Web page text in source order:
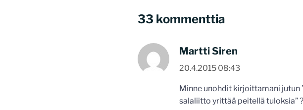
33 kommenttia
Martti Siren
20.4.2015 08:43
Minne unohdit kirjoittamani jutun
salaliitto yrittää peitellä tuloksia” ?